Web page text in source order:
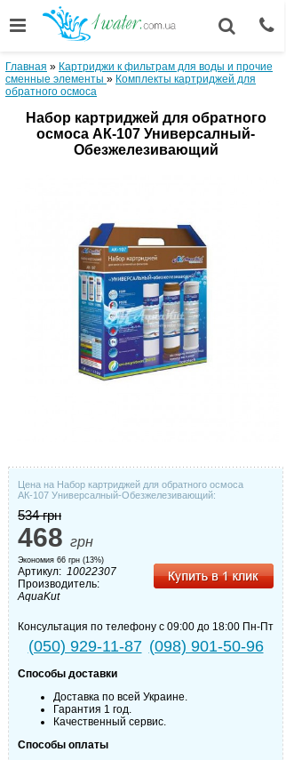
Главная » Картриджи к фильтрам для воды и прочие
сменные элементы » Комплекты картриджей для
обратного осмоса
Набор картриджей для обратного
осмоса АК-107 Универсалный-
Обезжелезивающий
Цена на Набор картриджей для обратного осмоса
АК-107 Универсалный-Обезжелезивающий:
534 грн
468 грн
Экономия 66 грн (13%)
Артикул: 10022307
Производитель:
AquaKut
Консультация по телефону с 09:00 до 18:00 Пн-Пт
(050) 929-11-87 (098) 901-50-96
Способы доставки
Доставка по всей Украине.
Гарантия 1 год.
Качественный сервис.
Способы оплаты